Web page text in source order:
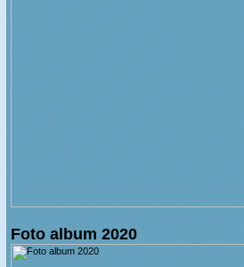
Foto album 2020